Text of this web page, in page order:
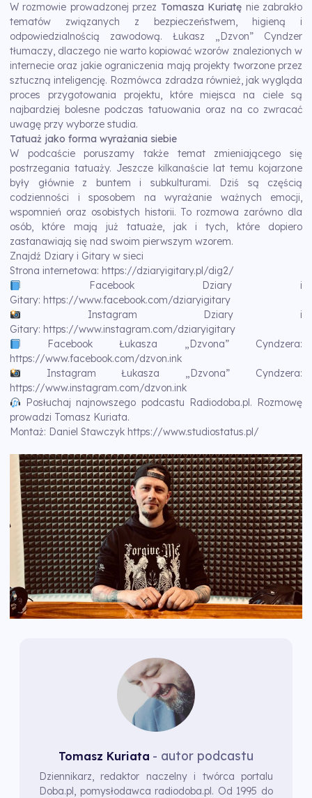
W rozmowie prowadzonej przez Tomasza Kuriatę nie zabrakło
tematów związanych z bezpieczeństwem, higieną i
odpowiedzialnością zawodową. Łukasz „Dzvon” Cyndzer
tłumaczy, dlaczego nie warto kopiować wzorów znalezionych w
internecie oraz jakie ograniczenia mają projekty tworzone przez
sztuczną inteligencję. Rozmówca zdradza również, jak wygląda
proces przygotowania projektu, które miejsca na ciele są
najbardziej bolesne podczas tatuowania oraz na co zwracać
uwagę przy wyborze studia.
Tatuaż jako forma wyrażania siebie
W podcaście poruszamy także temat zmieniającego się
postrzegania tatuaży. Jeszcze kilkanaście lat temu kojarzone
były głównie z buntem i subkulturami. Dziś są częścią
codzienności i sposobem na wyrażanie ważnych emocji,
wspomnień oraz osobistych historii. To rozmowa zarówno dla
osób, które mają już tatuaże, jak i tych, które dopiero
zastanawiają się nad swoim pierwszym wzorem.
Znajdź Dziary i Gitary w sieci
Strona internetowa: https://dziaryigitary.pl/dig2/
Facebook Dziary i
Gitary: https://www.facebook.com/dziaryigitary
Instagram Dziary i
Gitary: https://www.instagram.com/dziaryigitary
Facebook Łukasza „Dzvona” Cyndzera:
https://www.facebook.com/dzvon.ink
Instagram Łukasza „Dzvona” Cyndzera:
https://www.instagram.com/dzvon.ink
Posłuchaj najnowszego podcastu Radiodoba.pl. Rozmowę
prowadzi Tomasz Kuriata.
Montaż: Daniel Stawczyk https://www.studiostatus.pl/
Tomasz Kuriata - autor podcastu
Dziennikarz, redaktor naczelny i twórca portalu
Doba.pl, pomysłodawca radiodoba.pl. Od 1995 do